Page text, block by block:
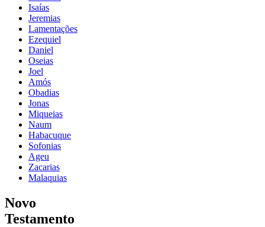
Isaías
Jeremias
Lamentações
Ezequiel
Daniel
Oseias
Joel
Amós
Obadias
Jonas
Miqueias
Naum
Habacuque
Sofonias
Ageu
Zacarias
Malaquias
Novo
Testamento